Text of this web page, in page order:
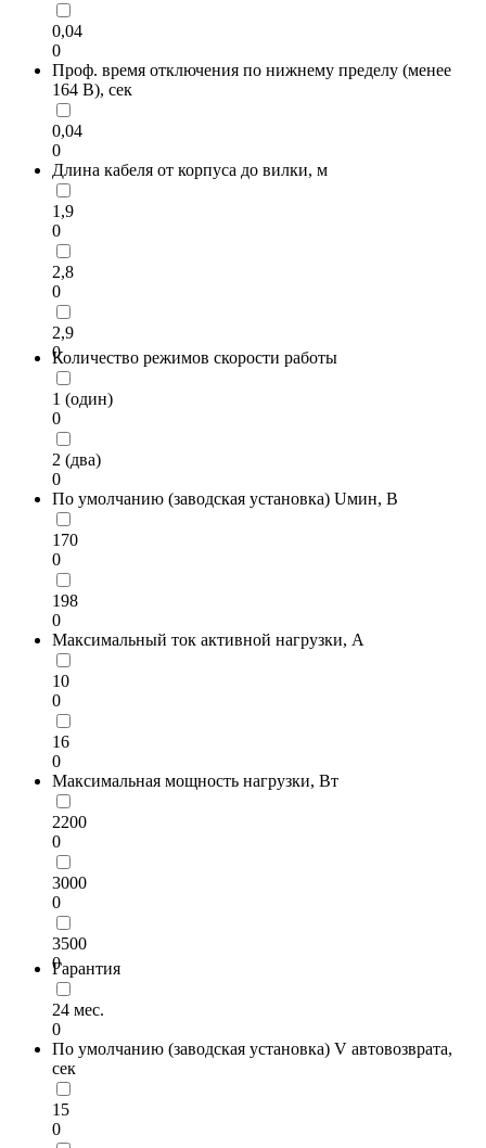
0,04
0
Проф. время отключения по нижнему пределу (менее
164 В), сек
0,04
0
Длина кабеля от корпуса до вилки, м
1,9
0
2,8
0
2,9
0
Количество режимов скорости работы
1 (один)
0
2 (два)
0
По умолчанию (заводская установка) Uмин, В
170
0
198
0
Максимальный ток активной нагрузки, А
10
0
16
0
Максимальная мощность нагрузки, Вт
2200
0
3000
0
3500
0
Гарантия
24 мес.
0
По умолчанию (заводская установка) V автовозврата,
сек
15
0